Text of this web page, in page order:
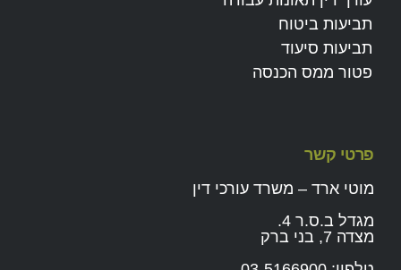
תביעות ביטוח
תביעות סיעוד
פטור ממס הכנסה
פרטי קשר
מוטי ארד – משרד עורכי דין
מגדל ב.ס.ר 4.
מצדה 7, בני ברק